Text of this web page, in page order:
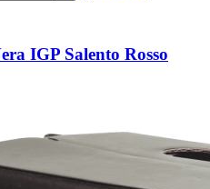
IGP Salento Rosso